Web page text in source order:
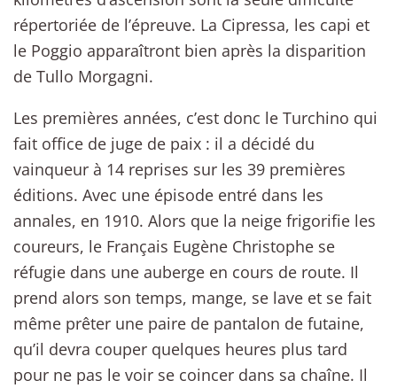
répertoriée de l’épreuve. La Cipressa, les capi et
le Poggio apparaîtront bien après la disparition
de Tullo Morgagni.
Les premières années, c’est donc le Turchino qui
fait office de juge de paix : il a décidé du
vainqueur à 14 reprises sur les 39 premières
éditions. Avec une épisode entré dans les
annales, en 1910. Alors que la neige frigorifie les
coureurs, le Français Eugène Christophe se
réfugie dans une auberge en cours de route. Il
prend alors son temps, mange, se lave et se fait
même prêter une paire de pantalon de futaine,
qu’il devra couper quelques heures plus tard
pour ne pas le voir se coincer dans sa chaîne. Il